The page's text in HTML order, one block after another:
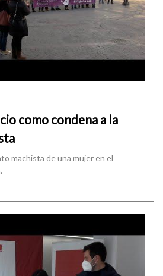
como condena a la
machista de una mujer en el